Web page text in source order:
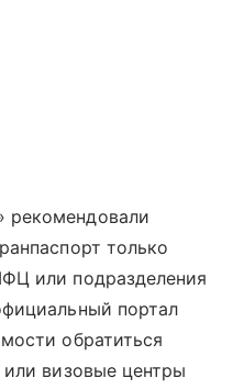
рекомендовали
только
или подразделения
портал
обратиться
или визовые центры